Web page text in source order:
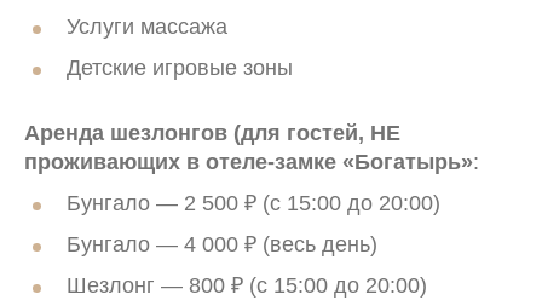
Услуги массажа
Детские игровые зоны
Аренда шезлонгов (для гостей, НЕ
проживающих в отеле-замке «Богатырь»:
Бунгало — 2 500 ₽ (с 15:00 до 20:00)
Бунгало — 4 000 ₽ (весь день)
Шезлонг — 800 ₽ (с 15:00 до 20:00)